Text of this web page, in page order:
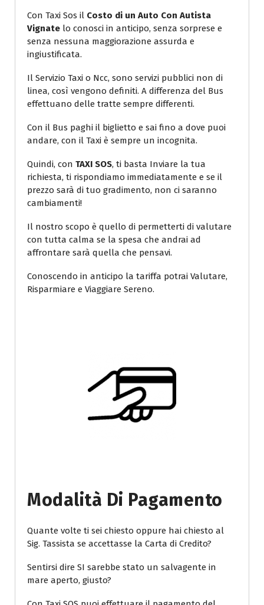
Con Taxi Sos il Costo di un Auto Con Autista
Vignate lo conosci in anticipo, senza sorprese e
senza nessuna maggiorazione assurda e
ingiustificata.
Il Servizio Taxi o Ncc, sono servizi pubblici non di
linea, così vengono definiti. A differenza del Bus
effettuano delle tratte sempre differenti.
Con il Bus paghi il biglietto e sai fino a dove puoi
andare, con il Taxi è sempre un incognita.
Quindi, con TAXI SOS, ti basta Inviare la tua
richiesta, ti rispondiamo immediatamente e se il
prezzo sarà di tuo gradimento, non ci saranno
cambiamenti!
Il nostro scopo è quello di permetterti di valutare
con tutta calma se la spesa che andrai ad
affrontare sarà quella che pensavi.
Conoscendo in anticipo la tariffa potrai Valutare,
Risparmiare e Viaggiare Sereno.
Modalità Di Pagamento
Quante volte ti sei chiesto oppure hai chiesto al
Sig. Tassista se accettasse la Carta di Credito?
Sentirsi dire SI sarebbe stato un salvagente in
mare aperto, giusto?